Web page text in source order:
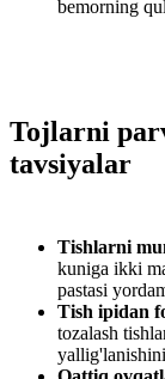
bemorning
Tojlarni
tavsiyalar
Tishlarni
kuniga ikki
pastasi
Tish ipidan
tozalash